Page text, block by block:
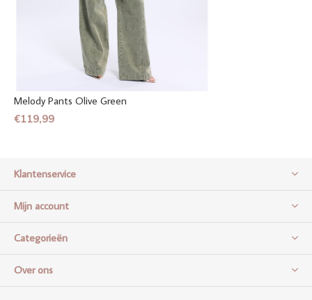
Melody Pants Olive Green
€119,99
Klantenservice
Mijn account
Categorieën
Over ons